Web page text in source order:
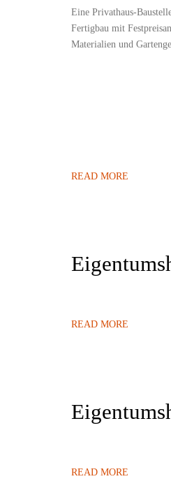
Eine Privathaus-
Fertigbau mit
Materialien und
READ MORE
READ MORE
READ MORE